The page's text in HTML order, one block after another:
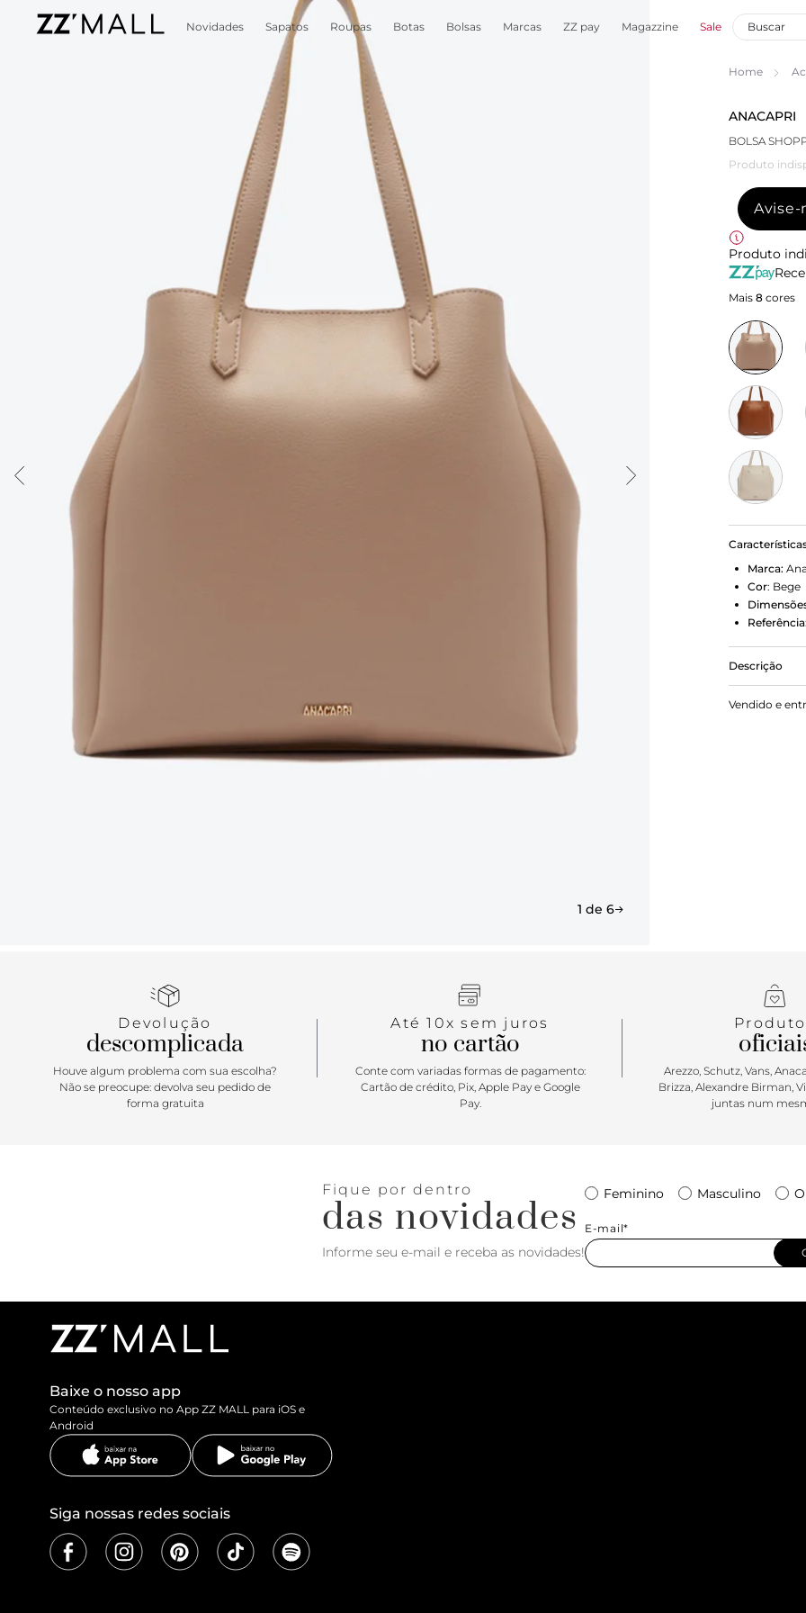
Novidades Sapatos Roupas Botas Bolsas Marcas ZZ pay Magazzine Sale
1 de 6
Home
ANACAPRI
BOLSA
Produto
Avise-
Produto
Mais 8 cores
Marca:
Cor: Bege
Referência:
Descrição
Bolsa
cor bege. O
Vendido e
Devolução
descomplicada
Houve algum problema com sua escolha?
Não se preocupe: devolva seu pedido de
forma gratuita
Até 10x sem juros
no cartão
Conte com variadas formas de pagamento:
Cartão de crédito, Pix, Apple Pay e Google
Pay.
Arezzo, Schutz, Vans,
Brizza, Alexandre Birman,
juntas num
Fique por dentro
das novidades
Informe seu e-mail e receba as novidades!
Feminino Masculino
E-mail*
Baixe o nosso app
Conteúdo exclusivo no App ZZ MALL para iOS e
Android
Siga nossas redes sociais